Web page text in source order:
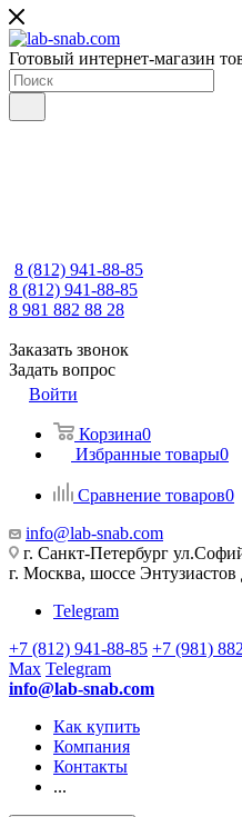
Готовый интернет-магазин
8 (812) 941-88-85
8 (812) 941-88-85
8 981 882 88 28
Заказать звонок
Задать вопрос
Войти
Корзина0
Избранные товары0
Сравнение товаров0
info@lab-snab.com
г. Санкт-Петербург
г. Москва, шоссе Энтузиастов
Telegram
+7 (812) 941-88-85 +7 (981)
Max Telegram
info@lab-snab.com
Как купить
Компания
Контакты
...